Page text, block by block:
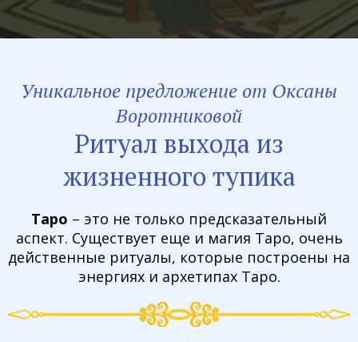
Уникальное предложение от Оксаны
Воротниковой
Ритуал выхода из
жизненного тупика
Таро – это не только предсказательный
аспект. Существует еще и магия Таро, очень
действенные ритуалы, которые построены на
энергиях и архетипах Таро.